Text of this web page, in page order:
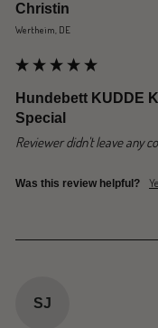
Christin
Wertheim, DE
Hundebett KUDDE
Special
Reviewer didn't leave any
Was this review helpful?
SJ